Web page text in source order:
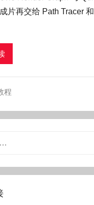
g
片再交给 Path Tracer
程